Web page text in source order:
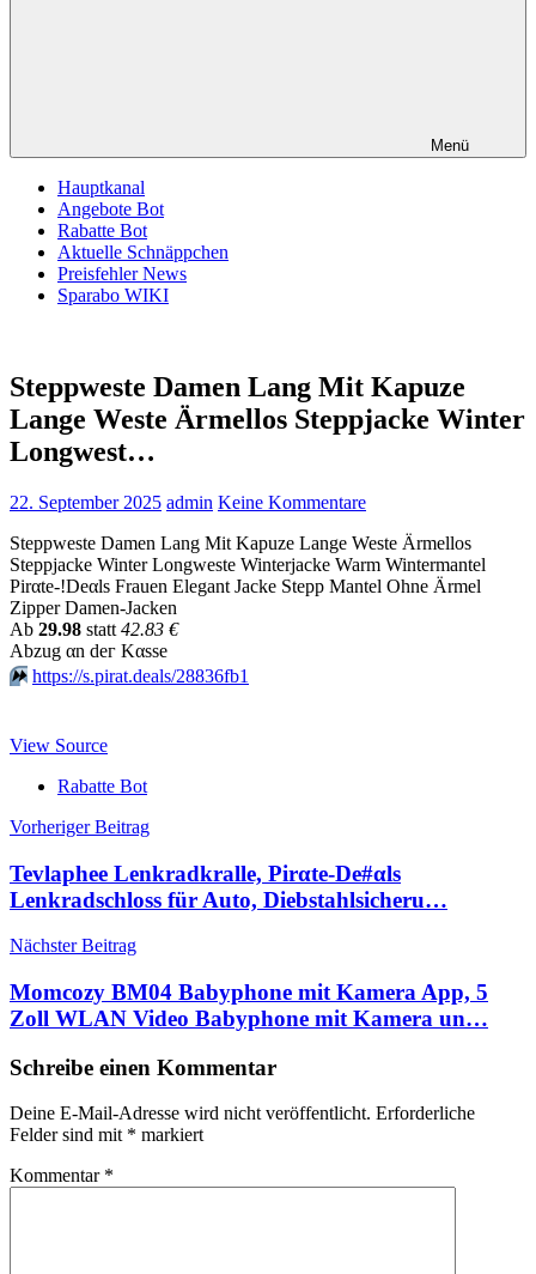
Menü
Hauptkanal
Angebote Bot
Rabatte Bot
Aktuelle Schnäppchen
Preisfehler News
Sparabo WIKI
Steppweste Damen Lang Mit Kapuze
Lange Weste Ärmellos Steppjacke Winter
Longwest…
22. September 2025 admin Keine Kommentare
Steppweste Damen Lang Mit Kapuze Lange Weste Ärmellos
Steppjacke Winter Longweste Winterjacke Warm Wintermantel
Pirαtе-!Dеαls Frauen Elegant Jacke Stepp Mantel Ohne Ärmel
Zipper Damen-Jacken
Аb 29.98 statt 42.83 €
Аbzug αn dег Kαssе
⏩️ https://s.pirat.deals/28836fb1
View Source
Rabatte Bot
Beitragsnavigation
Vorheriger Beitrag
Tevlaphee Lenkradkralle, Pirαtе-Dе#αls
Lenkradschloss für Auto, Diebstahlsicheru…
Nächster Beitrag
Momcozy BM04 Babyphone mit Kamera App, 5
Zoll WLAN Video Babyphone mit Kamera un…
Schreibe einen Kommentar
Deine E-Mail-Adresse wird nicht veröffentlicht. Erforderliche
Felder sind mit * markiert
Kommentar *